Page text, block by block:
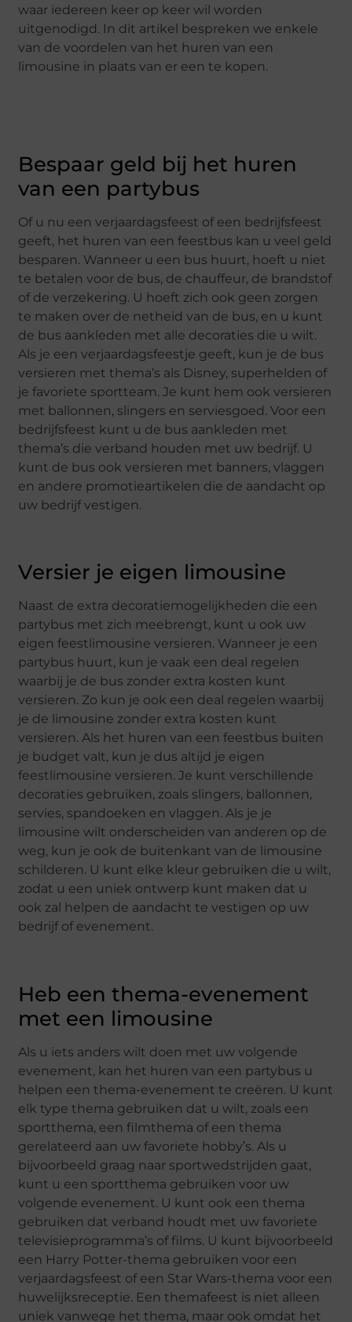
waar iedereen keer op keer wil worden
uitgenodigd. In dit artikel bespreken we enkele
van de voordelen van het huren van een
limousine in plaats van er een te kopen.
Bespaar geld bij het huren
van een partybus
Of u nu een verjaardagsfeest of een bedrijfsfeest
geeft, het huren van een feestbus kan u veel geld
besparen. Wanneer u een bus huurt, hoeft u niet
te betalen voor de bus, de chauffeur, de brandstof
of de verzekering. U hoeft zich ook geen zorgen
te maken over de netheid van de bus, en u kunt
de bus aankleden met alle decoraties die u wilt.
Als je een verjaardagsfeestje geeft, kun je de bus
versieren met thema’s als Disney, superhelden of
je favoriete sportteam. Je kunt hem ook versieren
met ballonnen, slingers en serviesgoed. Voor een
bedrijfsfeest kunt u de bus aankleden met
thema’s die verband houden met uw bedrijf. U
kunt de bus ook versieren met banners, vlaggen
en andere promotieartikelen die de aandacht op
uw bedrijf vestigen.
Versier je eigen limousine
Naast de extra decoratiemogelijkheden die een
partybus met zich meebrengt, kunt u ook uw
eigen feestlimousine versieren. Wanneer je een
partybus huurt, kun je vaak een deal regelen
waarbij je de bus zonder extra kosten kunt
versieren. Zo kun je ook een deal regelen waarbij
je de limousine zonder extra kosten kunt
versieren. Als het huren van een feestbus buiten
je budget valt, kun je dus altijd je eigen
feestlimousine versieren. Je kunt verschillende
decoraties gebruiken, zoals slingers, ballonnen,
servies, spandoeken en vlaggen. Als je je
limousine wilt onderscheiden van anderen op de
weg, kun je ook de buitenkant van de limousine
schilderen. U kunt elke kleur gebruiken die u wilt,
zodat u een uniek ontwerp kunt maken dat u
ook zal helpen de aandacht te vestigen op uw
bedrijf of evenement.
Heb een thema-evenement
met een limousine
Als u iets anders wilt doen met uw volgende
evenement, kan het huren van een partybus u
helpen een thema-evenement te creëren. U kunt
elk type thema gebruiken dat u wilt, zoals een
sportthema, een filmthema of een thema
gerelateerd aan uw favoriete hobby’s. Als u
bijvoorbeeld graag naar sportwedstrijden gaat,
kunt u een sportthema gebruiken voor uw
volgende evenement. U kunt ook een thema
gebruiken dat verband houdt met uw favoriete
televisieprogramma’s of films. U kunt bijvoorbeeld
een Harry Potter-thema gebruiken voor een
verjaardagsfeest of een Star Wars-thema voor een
huwelijksreceptie. Een themafeest is niet alleen
uniek vanwege het thema, maar ook omdat het